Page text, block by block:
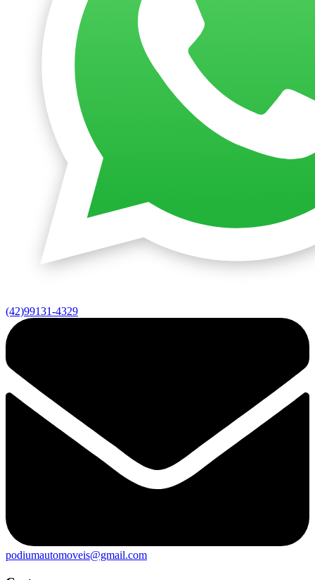
(42)99131-4329
podiumautomoveis@gmail.com